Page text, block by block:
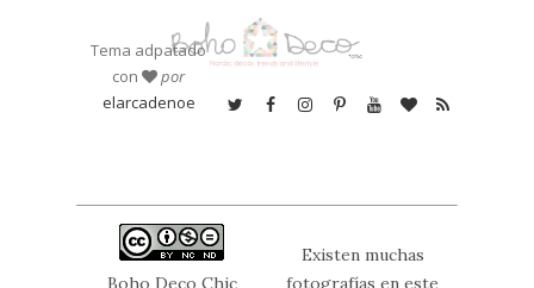
Tema adpatado
con
por
elarcadenoe
Boho Deco Chic
Existen muchas
fotografías en este